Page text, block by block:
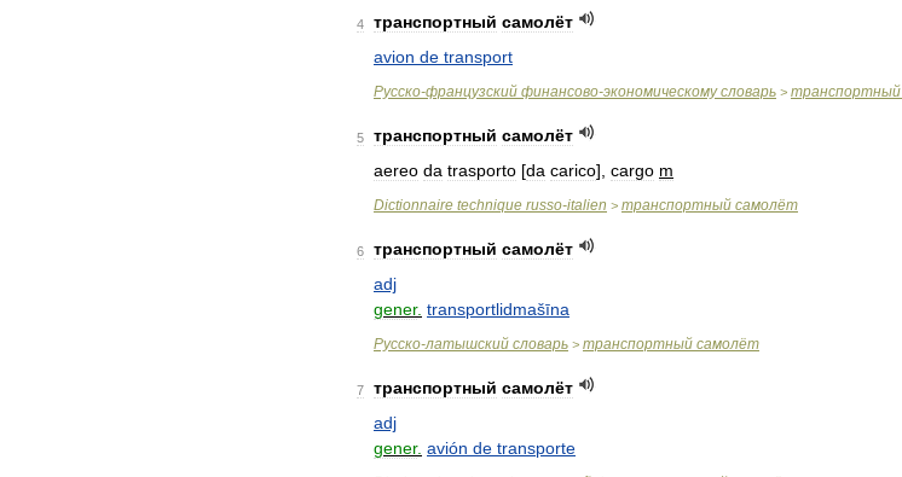
4 транспортный самолёт
avion de transport
Русско-французский финансово-экономическому словарь > транспортный
5 транспортный самолёт
aereo da trasporto [da carico], cargo m
Dictionnaire technique russo-italien > транспортный самолёт
6 транспортный самолёт
adj
gener. transportlidmašīna
Русско-латышский словарь > транспортный самолёт
7 транспортный самолёт
adj
gener. avión de transporte